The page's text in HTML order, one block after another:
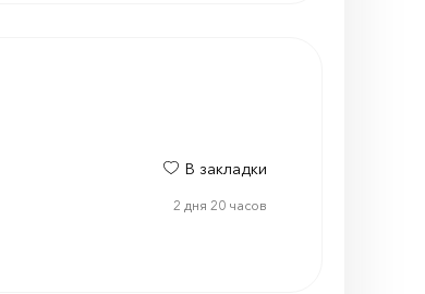
В закладки
2 дня 20 часов